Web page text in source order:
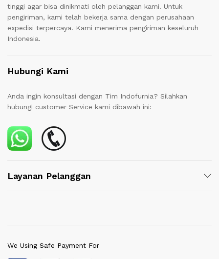
tinggi agar bisa dinikmati oleh pelanggan kami. Untuk
pengiriman, kami telah bekerja sama dengan perusahaan
expedisi terpercaya. Kami menerima pengiriman keseluruh
Indonesia.
Hubungi Kami
Anda ingin konsultasi dengan Tim Indofurnia? Silahkan
hubungi customer Service kami dibawah ini:
Layanan Pelanggan
We Using Safe Payment For